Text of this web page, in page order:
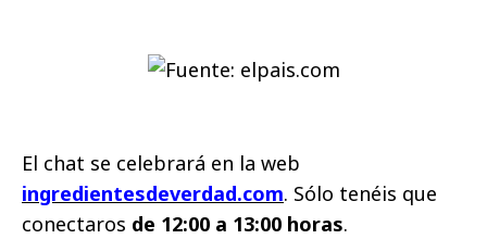
El chat se celebrará en la web
ingredientesdeverdad.com. Sólo tenéis que
conectaros de 12:00 a 13:00 horas.